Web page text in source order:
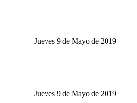
Jueves 9 de Mayo de 2019
Jueves 9 de Mayo de 2019